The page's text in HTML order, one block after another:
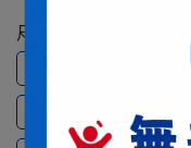
尺寸